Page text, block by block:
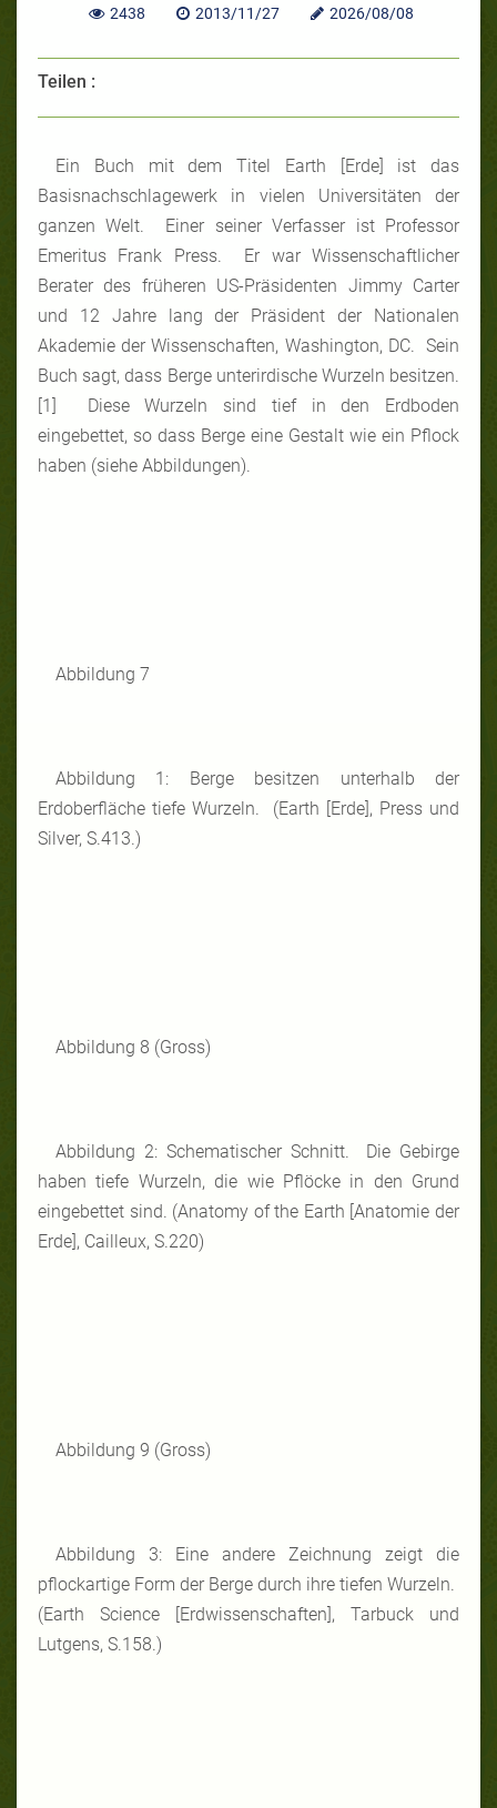
2438 2013/11/27 2026/08/08
Teilen :
Ein Buch mit dem Titel Earth [Erde] ist das
Basisnachschlagewerk in vielen Universitäten der
ganzen Welt. Einer seiner Verfasser ist Professor
Emeritus Frank Press. Er war Wissenschaftlicher
Berater des früheren US-Präsidenten Jimmy Carter
und 12 Jahre lang der Präsident der Nationalen
Akademie der Wissenschaften, Washington, DC. Sein
Buch sagt, dass Berge unterirdische Wurzeln besitzen.
[1] Diese Wurzeln sind tief in den Erdboden
eingebettet, so dass Berge eine Gestalt wie ein Pflock
haben (siehe Abbildungen).
Abbildung 7
Abbildung 1: Berge besitzen unterhalb der
Erdoberfläche tiefe Wurzeln. (Earth [Erde], Press und
Silver, S.413.)
Abbildung 8 (Gross)
Abbildung 2: Schematischer Schnitt. Die Gebirge
haben tiefe Wurzeln, die wie Pflöcke in den Grund
eingebettet sind. (Anatomy of the Earth [Anatomie der
Erde], Cailleux, S.220)
Abbildung 9 (Gross)
Abbildung 3: Eine andere Zeichnung zeigt die
pflockartige Form der Berge durch ihre tiefen Wurzeln.
(Earth Science [Erdwissenschaften], Tarbuck und
Lutgens, S.158.)